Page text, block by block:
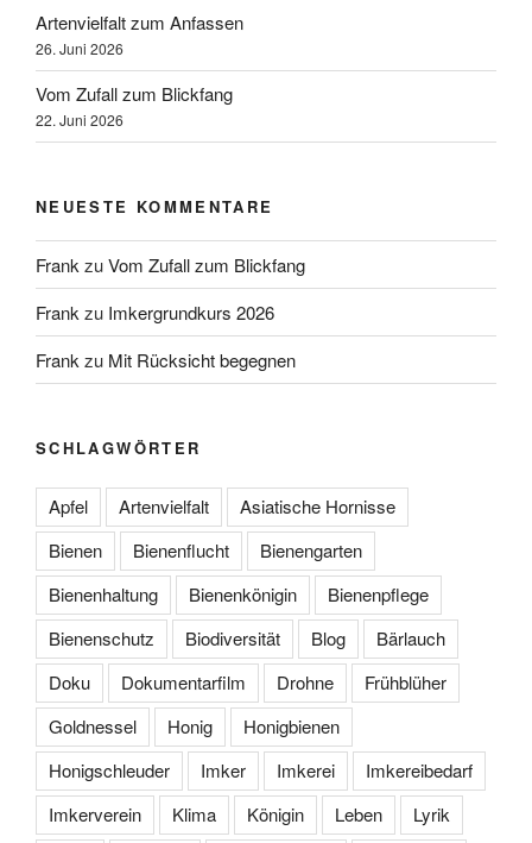
Artenvielfalt zum Anfassen
26. Juni 2026
Vom Zufall zum Blickfang
22. Juni 2026
NEUESTE KOMMENTARE
Frank zuVom Zufall zum Blickfang
Frank zu Imkergrundkurs 2026
Frank zu Mit Rücksicht begegnen
SCHLAGWÖRTER
Apfel Artenvielfalt
Asiatische Hornisse
Bienen
Bienenflucht
Bienengarten
Bienenhaltung
Bienenkönigin
Bienenpflege
Bienenschutz
Biodiversität Blog
Bärlauch
Doku
Dokumentarfilm Drohne
Frühblüher
Goldnessel
Honig
Honigbienen
Honigschleuder
Imker Imkerei
Imkereibedarf
Imkerverein
Klima Königin Leben
Lyrik